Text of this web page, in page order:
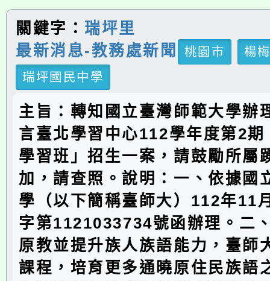
關鍵字： 瑞坪里
最新消息-教務處新聞
桃園市
楊
瑞坪國民中學
主旨：轉知國立臺灣師範大學辦
言臺北學習中心112學年度第2期
學習班」招生一案，請鼓勵所屬
加，請查照。說明：一、依據國
學（以下簡稱臺師大）112年11
字第1121033734號函辦理。二
原教並提升族人族語能力，臺師
課程，培育更多通曉原住民族語